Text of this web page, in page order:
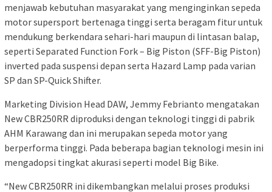
menjawab kebutuhan masyarakat yang menginginkan sepeda
motor supersport bertenaga tinggi serta beragam fitur untuk
mendukung berkendara sehari-hari maupun di lintasan balap,
seperti Separated Function Fork – Big Piston (SFF-Big Piston)
inverted pada suspensi depan serta Hazard Lamp pada varian
SP dan SP-Quick Shifter.
Marketing Division Head DAW, Jemmy Febrianto mengatakan
New CBR250RR diproduksi dengan teknologi tinggi di pabrik
AHM Karawang dan ini merupakan sepeda motor yang
berperforma tinggi. Pada beberapa bagian teknologi mesin ini
mengadopsi tingkat akurasi seperti model Big Bike.
“New CBR250RR ini dikembangkan melalui proses produksi